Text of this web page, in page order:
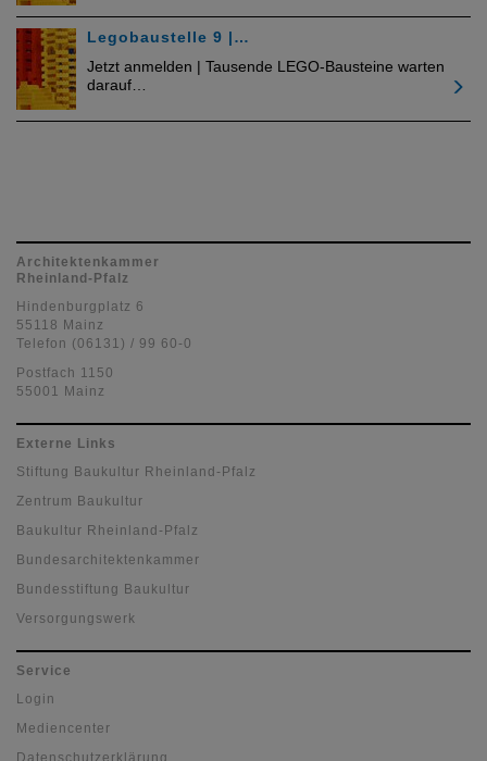
Legobaustelle 9 |…
Jetzt anmelden | Tausende LEGO-Bausteine warten
darauf…
Architektenkammer
Rheinland-Pfalz
Hindenburgplatz 6
55118 Mainz
Telefon (06131) / 99 60-0
Postfach 1150
55001 Mainz
Externe Links
Stiftung Baukultur Rheinland-Pfalz
Zentrum Baukultur
Baukultur Rheinland-Pfalz
Bundesarchitektenkammer
Bundesstiftung Baukultur
Versorgungswerk
Service
Login
Mediencenter
Datenschutzerklärung